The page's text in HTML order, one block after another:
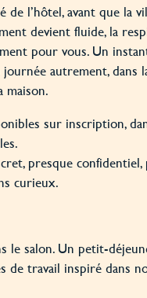
de l’hôtel, avant que la
devient fluide, la
pour vous. Un
autrement, dans
maison.
sur inscription,
presque
curieux.
le salon. Un petit-
de travail inspiré dans